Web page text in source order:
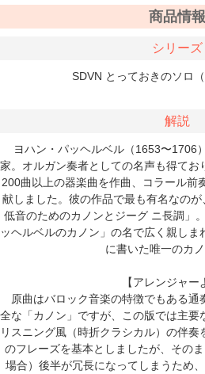
商品情報
シリーズ
SDVN とっておきのソロ（
解説
ヨハン・パッヘルベル（1653〜1706
家。オルガン奏者としての名声も得て
200曲以上の器楽曲を作曲、コラール前
献しました。彼の作品で最も有名なの
低音のためのカノンとジーグ ニ長調」
ッヘルベルのカノン」の名で広く親し
に書いた唯一のカノ
【アレンジャー
原曲はバロック音楽の特徴でもある通
全な「カノン」ですが、この版では主要
リスニング風（時折クラシカル）の伴
のフレーズを基本としましたが、その
場合）後半が冗長になってしまうため